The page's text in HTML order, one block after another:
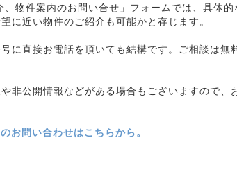
物件案内のお問い合せ」フォームでは、具体的
に近い物件のご紹介も可能かと存じます。
に直接お電話を頂いても結構です。ご相談は無
非公開情報などがある場合もございますので、
お問い合わせはこちらから。